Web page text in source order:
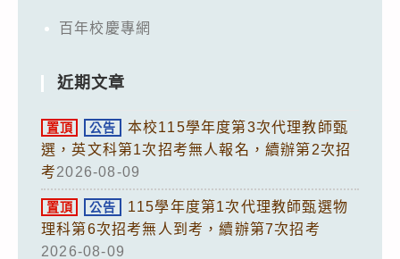
百年校慶專網
近期文章
置頂 公告
本校115學年度第3次代理教師甄
選，英文科第1次招考無人報名，續辦第2次招
考2026-08-09
置頂 公告
115學年度第1次代理教師甄選物
理科第6次招考無人到考，續辦第7次招考
2026-08-09